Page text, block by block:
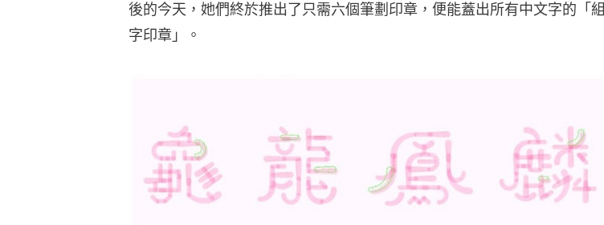
後的今天，她們終於推出了只需六個筆劃印章，便能蓋出所有中文字的「組
字印章」。